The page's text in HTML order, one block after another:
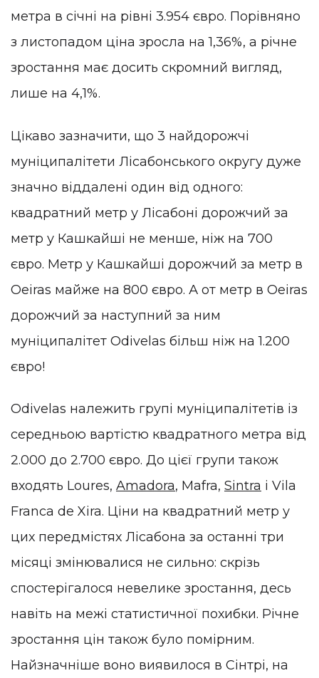
метра в січні на рівні 3.954 євро. Порівняно
з листопадом ціна зросла на 1,36%, а річне
зростання має досить скромний вигляд,
лише на 4,1%.
Цікаво зазначити, що 3 найдорожчі
муніципалітети Лісабонського округу дуже
значно віддалені один від одного:
квадратний метр у Лісабоні дорожчий за
метр у Кашкайші не менше, ніж на 700
євро. Метр у Кашкайші дорожчий за метр в
Oeiras майже на 800 євро. А от метр в Oeiras
дорожчий за наступний за ним
муніципалітет Odivelas більш ніж на 1.200
євро!
Odivelas належить групі муніципалітетів із
середньою вартістю квадратного метра від
2.000 до 2.700 євро. До цієї групи також
входять Loures, Amadora, Mafra, Sintra і Vila
Franca de Xira. Ціни на квадратний метр у
цих передмістях Лісабона за останні три
місяці змінювалися не сильно: скрізь
спостерігалося невелике зростання, десь
навіть на межі статистичної похибки. Річне
зростання цін також було помірним.
Найзначніше воно виявилося в Сінтрі, на